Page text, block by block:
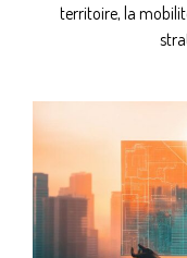
territoire, la